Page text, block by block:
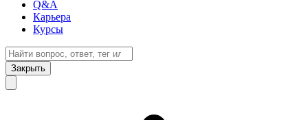
Q&A
Карьера
Курсы
Закрыть